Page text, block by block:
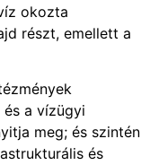
okozta
részt, emellett a
a vízügyi
meg; és szintén
és